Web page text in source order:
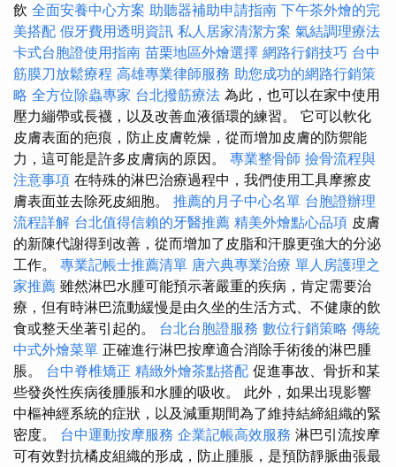
飲 全面安養中心方案 助聽器補助申請指南 下午茶外燴的完
美搭配 假牙費用透明資訊 私人居家清潔方案 氣結調理療法
卡式台胞證使用指南 苗栗地區外燴選擇 網路行銷技巧 台中
筋膜刀放鬆療程 高雄專業律師服務 助您成功的網路行銷策
略 全方位除蟲專家 台北撥筋療法 為此，也可以在家中使用
壓力繃帶或長襪，以及改善血液循環的練習。 它可以軟化
皮膚表面的疤痕，防止皮膚乾燥，從而增加皮膚的防禦能
力，這可能是許多皮膚病的原因。 專業整骨師 撿骨流程與
注意事項 在特殊的淋巴治療過程中，我們使用工具摩擦皮
膚表面並去除死皮細胞。 推薦的月子中心名單 台胞證辦理
流程詳解 台北值得信賴的牙醫推薦 精美外燴點心品項 皮膚
的新陳代謝得到改善，從而增加了皮脂和汗腺更強大的分泌
工作。 專業記帳士推薦清單 唐六典專業治療 單人房護理之
家推薦 雖然淋巴水腫可能預示著嚴重的疾病，肯定需要治
療，但有時淋巴流動緩慢是由久坐的生活方式、不健康的飲
食或整天坐著引起的。 台北台胞證服務 數位行銷策略 傳統
中式外燴菜單 正確進行淋巴按摩適合消除手術後的淋巴腫
脹。 台中脊椎矯正 精緻外燴茶點搭配 促進事故、骨折和某
些發炎性疾病後腫脹和水腫的吸收。 此外，如果出現影響
中樞神經系統的症狀，以及減重期間為了維持結締組織的緊
密度。 台中運動按摩服務 企業記帳高效服務 淋巴引流按摩
可有效對抗橘皮組織的形成，防止腫脹，是預防靜脈曲張最